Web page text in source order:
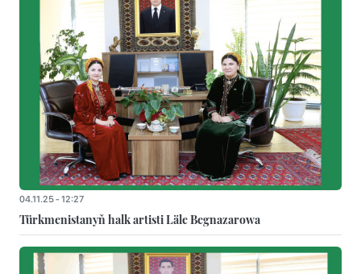
04.11.25 - 12:27
Türkmenistanyň halk artisti Läle Begnazarowa